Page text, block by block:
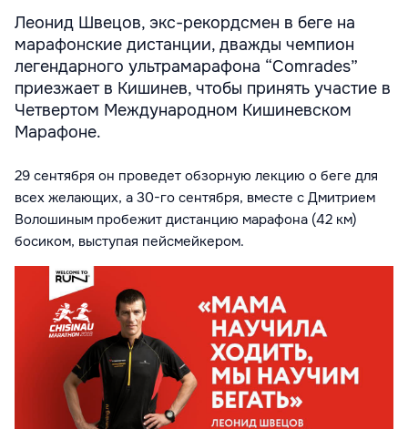
Леонид Швецов, экс-рекордсмен в беге на
марафонские дистанции, дважды чемпион
легендарного ультрамарафона “Comrades”
приезжает в Кишинев, чтобы принять участие в
Четвертом Международном Кишиневском
Марафоне.
29 сентября он проведет обзорную лекцию о беге для
всех желающих, а 30-го сентября, вместе с Дмитрием
Волошиным пробежит дистанцию марафона (42 км)
босиком, выступая пейсмейкером.